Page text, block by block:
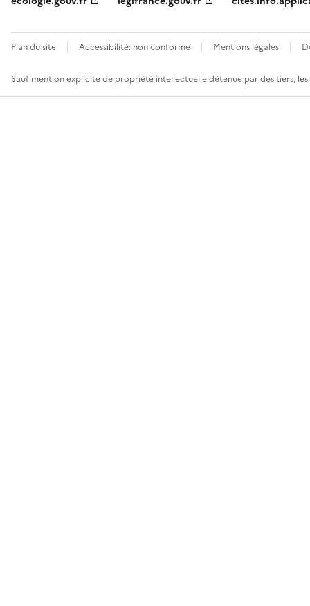
Plan du site Accessibilité: non conforme Mentions légales
Sauf mention explicite de propriété intellectuelle détenue par des tiers,